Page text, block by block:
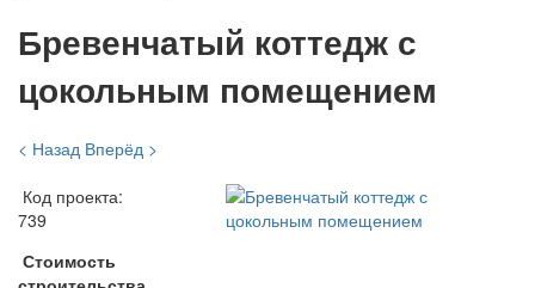
Бревенчатый коттедж с
цокольным помещением
< Назад Вперёд >
Код проекта:
739
Стоимость